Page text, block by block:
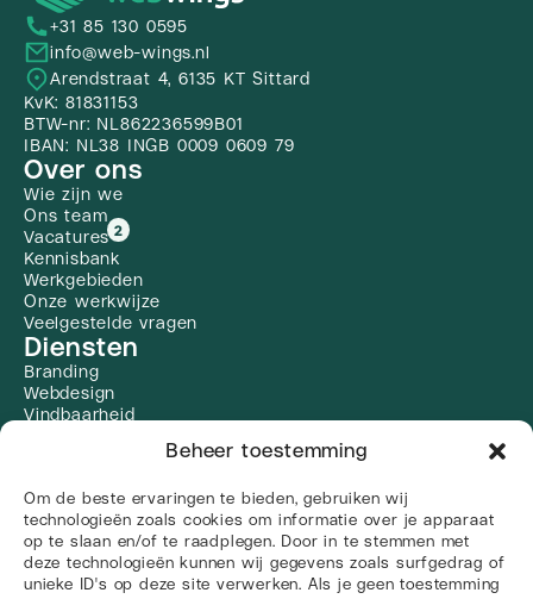
Beheer toestemming
Om de beste ervaringen te bieden, gebruiken wij
technologieën zoals cookies om informatie over je apparaat
op te slaan en/of te raadplegen. Door in te stemmen met
deze technologieën kunnen wij gegevens zoals surfgedrag of
unieke ID's op deze site verwerken. Als je geen toestemming
+31 85 130 0595
info@web-wings.nl
Arendstraat 4, 6135 KT Sittard
KvK: 81831153
BTW-nr: NL862236599B01
IBAN: NL38 INGB 0009 0609 79
Over ons
Wie zijn we
Ons team
Vacatures 2
Kennisbank
Werkgebieden
Onze werkwijze
Veelgestelde vragen
Diensten
Branding
Webdesign
Vindbaarheid
Alle diensten
Social media